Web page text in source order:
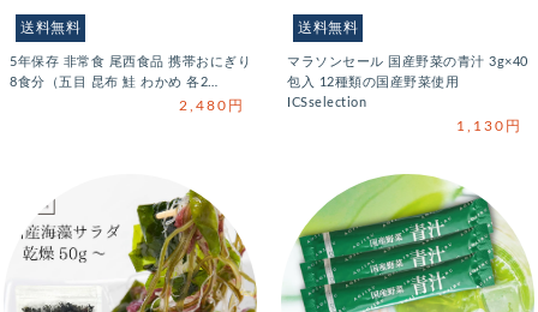
送料無料
5年保存 非常食 尾西食品 携帯おにぎり
8食分（五目 昆布 鮭 わかめ 各2…
2,480円
送料無料
マラソンセール 国産野菜の青汁 3g×40
包入 12種類の国産野菜使用
ICSselection
1,130円